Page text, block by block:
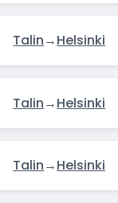
Talin→Helsinki
Talin→Helsinki
Talin→Helsinki